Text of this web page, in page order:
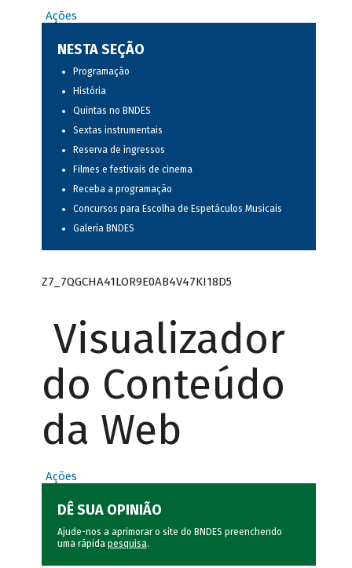
Ações
NESTA SEÇÃO
Programação
História
Quintas no BNDES
Sextas instrumentais
Reserva de ingressos
Filmes e festivais de cinema
Receba a programação
Concursos para Escolha de Espetáculos Musicais
Galeria BNDES
Z7_7QGCHA41LOR9E0AB4V47KI18D5
Visualizador
do Conteúdo
da Web
Ações
DÊ SUA OPINIÃO
Ajude-nos a aprimorar o site do BNDES preenchendo
uma rápida pesquisa.